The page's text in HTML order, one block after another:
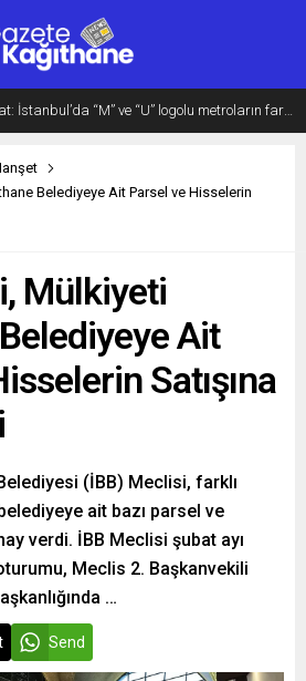
Belediyeye Ait Parsel ve Hisselerin
Mülkiyeti
Ait
Satışına
(İBB) Meclisi, farklı
ait bazı parsel ve
verdi. İBB Meclisi şubat ayı
Meclis 2. Başkanvekili
…
Send